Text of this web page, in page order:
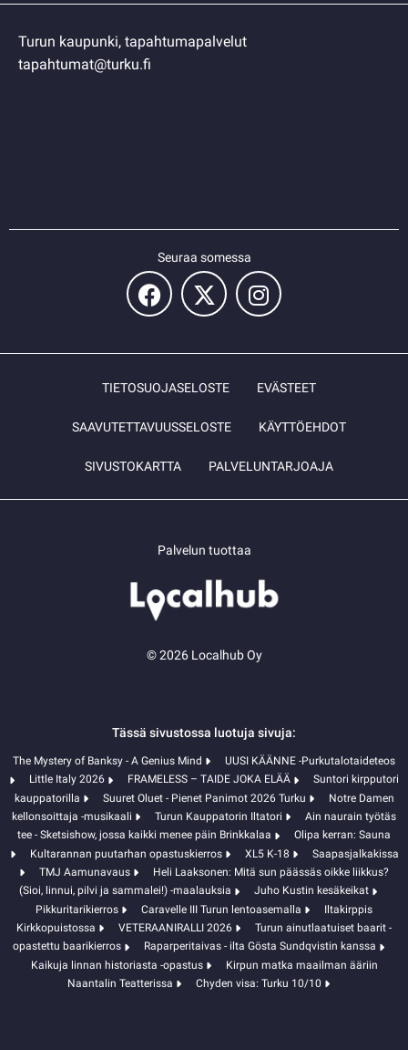
Turun kaupunki, tapahtumapalvelut
tapahtumat@turku.fi
Seuraa somessa
TIETOSUOJASELOSTE EVÄSTEET
SAAVUTETTAVUUSSELOSTE KÄYTTÖEHDOT
SIVUSTOKARTTA PALVELUNTARJOAJA
Palvelun tuottaa
© 2026 Localhub Oy
Tässä sivustossa luotuja sivuja:
The Mystery of Banksy - A Genius Mind
UUSI KÄÄNNE -Purkutalotaideteos
Little Italy 2026
FRAMELESS – TAIDE JOKA ELÄÄ
Suntori kirpputori
kauppatorilla
Suuret Oluet - Pienet Panimot 2026 Turku
Notre Damen
kellonsoittaja -musikaali
Turun Kauppatorin Iltatori
Ain naurain työtäs
tee - Sketsishow, jossa kaikki menee päin Brinkkalaa
Olipa kerran: Sauna
Kultarannan puutarhan opastuskierros
XL5 K-18
Saapasjalkakissa
TMJ Aamunavaus
Heli Laaksonen: Mitä sun päässäs oikke liikkus?
(Sioi, linnui, pilvi ja sammalei!) -maalauksia
Juho Kustin kesäkeikat
Pikkuritarikierros
Caravelle III Turun lentoasemalla
Iltakirppis
Kirkkopuistossa
VETERAANIRALLI 2026
Turun ainutlaatuiset baarit -
opastettu baarikierros
Raparperitaivas - ilta Gösta Sundqvistin kanssa
Kaikuja linnan historiasta -opastus
Kirpun matka maailman ääriin
Naantalin Teatterissa
Chyden visa: Turku 10/10